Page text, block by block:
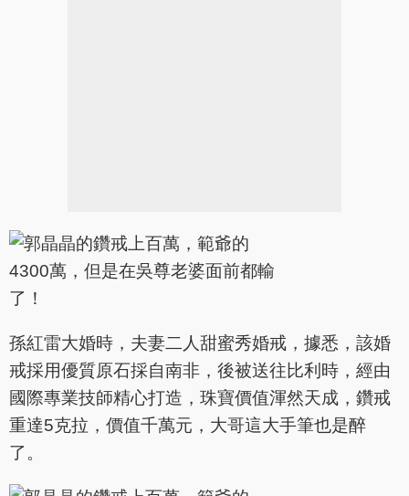
孫紅雷大婚時，夫妻二人甜蜜秀婚戒，據悉，該婚
戒採用優質原石採自南非，後被送往比利時，經由
國際專業技師精心打造，珠寶價值渾然天成，鑽戒
重達5克拉，價值千萬元，大哥這大手筆也是醉
了。